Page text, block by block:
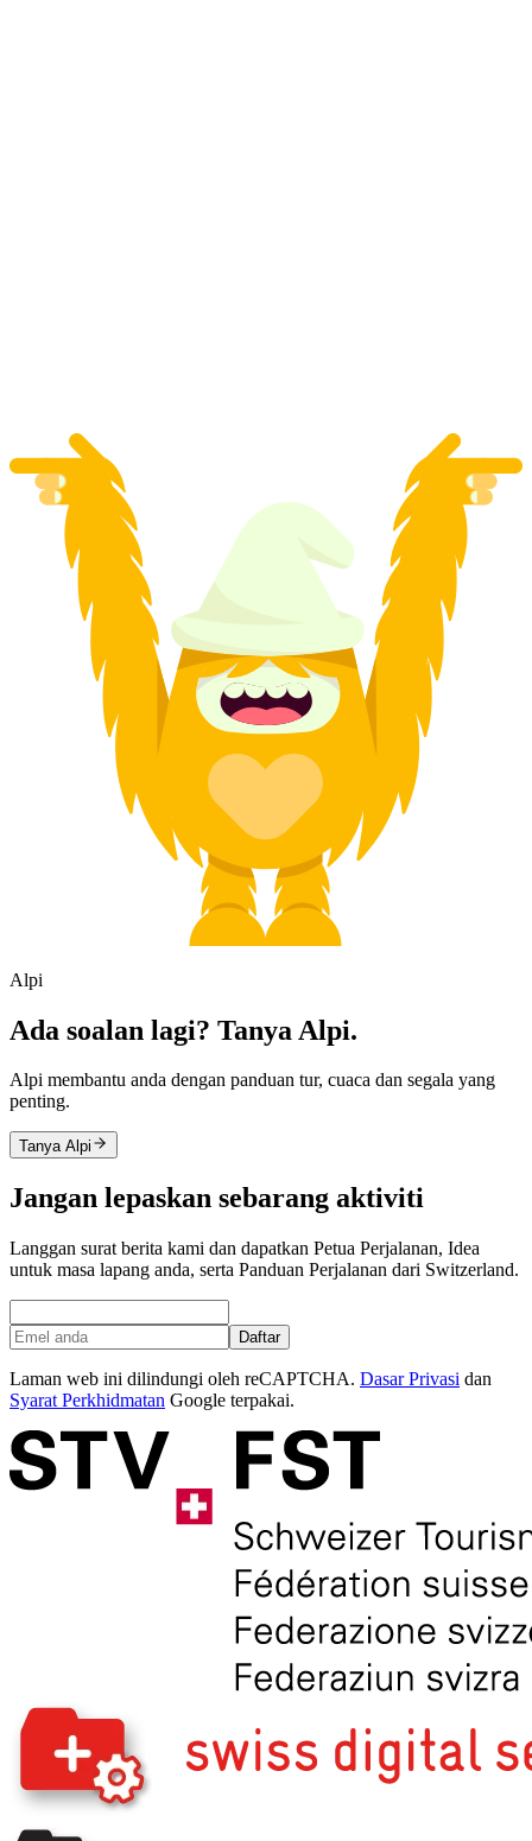
Alpi
Ada soalan lagi? Tanya Alpi.
Alpi membantu anda dengan panduan tur, cuaca dan segala yang
penting.
Tanya Alpi
Jangan lepaskan sebarang aktiviti
Langgan surat berita kami dan dapatkan Petua Perjalanan, Idea
untuk masa lapang anda, serta Panduan Perjalanan dari Switzerland.
Daftar
Laman web ini dilindungi oleh reCAPTCHA. Dasar Privasi dan
Syarat Perkhidmatan Google terpakai.